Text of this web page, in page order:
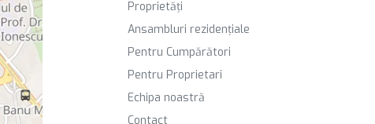
Proprietăți
Ansambluri rezidențiale
Pentru Cumpărători
Pentru Proprietari
Echipa noastră
Contact